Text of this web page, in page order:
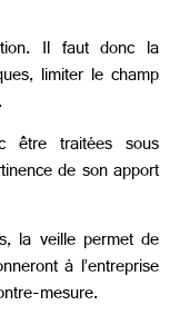
Il faut donc la
limiter le champ
être traitées sous
de son apport
la veille permet de
à l’entreprise
mesure.